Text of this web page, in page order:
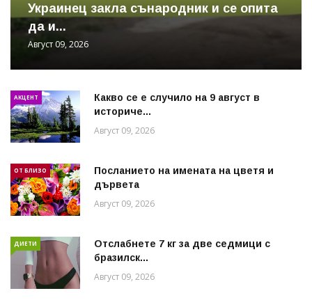
Украинец закла сънародник и се опита
да и...
Август 09, 2026
АКЦЕНТ
Какво се е случило на 9 август в
историче...
Август 09, 2026
ОТ БЛИЗО
Посланието на имената на цветя и
дървета
Август 09, 2026
ДИЕТИ
Отслабнете 7 кг за две седмици с
бразилск...
Август 09, 2026